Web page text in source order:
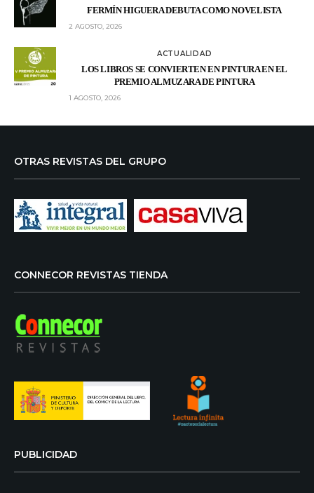
FERMÍN HIGUERA DEBUTA COMO NOVELISTA
2 AGOSTO, 2026
ACTUALIDAD
LOS LIBROS SE CONVIERTEN EN PINTURA EN EL
PREMIO ALMUZARA DE PINTURA
1 AGOSTO, 2026
OTRAS REVISTAS DEL GRUPO
CONNECOR REVISTAS TIENDA
PUBLICIDAD